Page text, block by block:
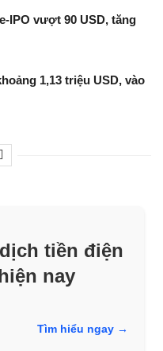
IPO vượt 90 USD, tăng
1,13 triệu USD, vào
tiền điện
nay
Tìm hiểu ngay →